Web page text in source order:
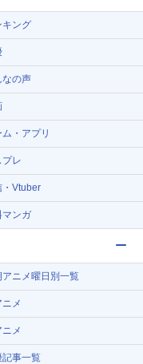
キング
なの声
・アプリ
プレ
・Vtuber
マンガ
アニメ曜日別一覧
ニメ
メ
記事一覧